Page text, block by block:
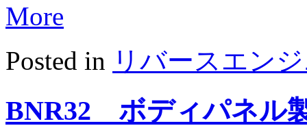
More
Posted in リバースエン
BNR32 ボディパネル